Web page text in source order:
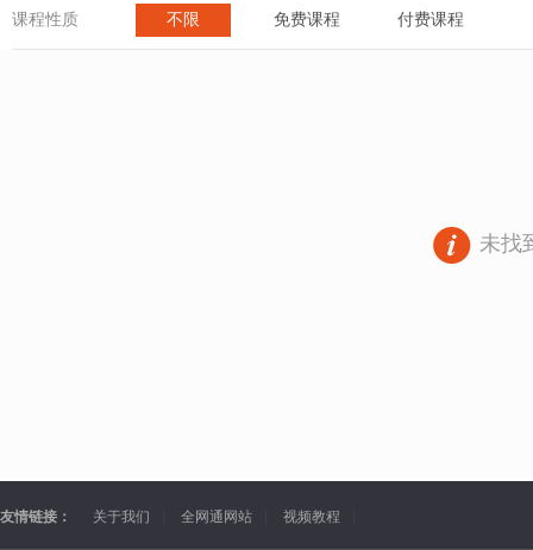
课程性质 不限 免费课程 付费课程
未找
友情链接： 关于我们 全网通网站 视频教程